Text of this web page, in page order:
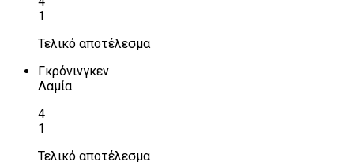
1
Τελικό αποτέλεσμα
Γκρόνινγκεν
Λαμία
4
1
Τελικό αποτέλεσμα